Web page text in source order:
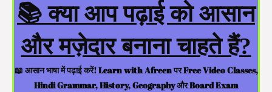
📚 क्या आप पढ़ाई को आसान
और मज़ेदार बनाना चाहते हैं?
📖 आसान भाषा में पढ़ाई करें! Learn with Afreen पर Free Video Classes,
Hindi Grammar, History, Geography और Board Exam